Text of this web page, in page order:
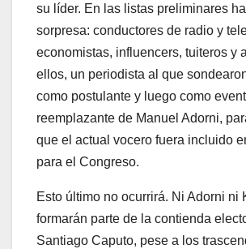
su líder. En las listas preliminares
sorpresa: conductores de radio y
economistas, influencers, tuiteros y
ellos, un periodista al que
como postulante y luego como
reemplazante de Manuel Adorni,
que el actual vocero fuera incluido
para el Congreso.
Esto último no ocurrirá. Ni Adorni ni
formarán parte de la contienda
Santiago Caputo, pese a los